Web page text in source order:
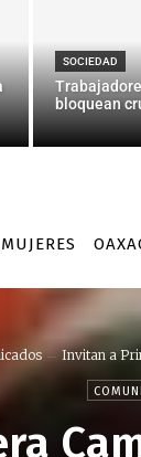
SOCIEDAD
bloquean
MUJERES
Invitan a